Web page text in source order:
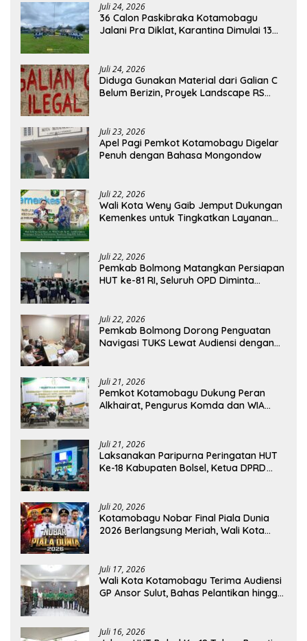
Juli 24, 2026
36 Calon Paskibraka Kotamobagu
Jalani Pra Diklat, Karantina Dimulai 13
Juli 24, 2026
Diduga Gunakan Material dari Galian C
Belum Berizin, Proyek Landscape RS
Juli 23, 2026
Apel Pagi Pemkot Kotamobagu Digelar
Penuh dengan Bahasa Mongondow
Juli 22, 2026
Wali Kota Weny Gaib Jemput Dukungan
Kemenkes untuk Tingkatkan Layanan
Juli 22, 2026
Pemkab Bolmong Matangkan Persiapan
HUT ke-81 RI, Seluruh OPD Diminta
Juli 22, 2026
Pemkab Bolmong Dorong Penguatan
Navigasi TUKS Lewat Audiensi dengan
Juli 21, 2026
Pemkot Kotamobagu Dukung Peran
Alkhairat, Pengurus Komda dan WIA
Juli 21, 2026
Laksanakan Paripurna Peringatan HUT
Ke-18 Kabupaten Bolsel, Ketua DPRD
Juli 20, 2026
Kotamobagu Nobar Final Piala Dunia
2026 Berlangsung Meriah, Wali Kota
Juli 17, 2026
Wali Kota Kotamobagu Terima Audiensi
GP Ansor Sulut, Bahas Pelantikan hingga
Juli 16, 2026